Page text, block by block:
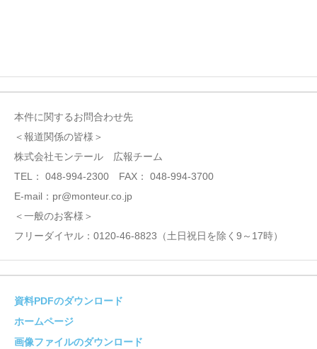
本件に関するお問合わせ先
＜報道関係の皆様＞
株式会社モンテール 広報チーム
TEL： 048-994-2300 FAX： 048-994-3700
E-mail：pr@monteur.co.jp
＜一般のお客様＞
フリーダイヤル：0120-46-8823（土日祝日を除く9～17時）
資料PDFのダウンロード
ホームページ
画像ファイルのダウンロード